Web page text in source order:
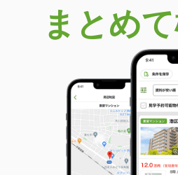
まとめて